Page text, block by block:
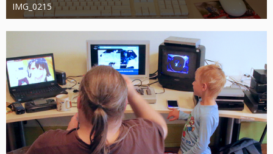
IMG_0215
joachimschwanter
9. Oktober 2023
391
0 0